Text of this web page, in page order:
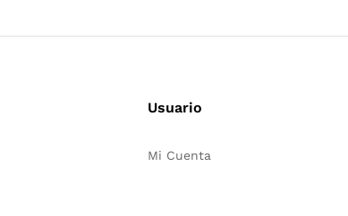
Usuario
Mi Cuenta